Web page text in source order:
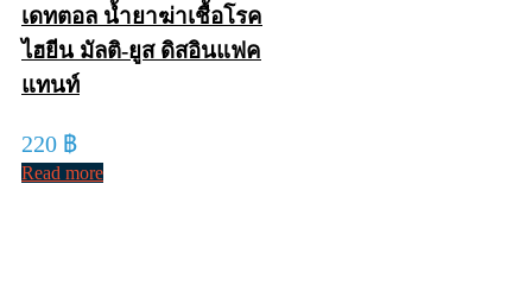
เดทตอล น้ำยาฆ่าเชื้อโรค
ไฮยีน มัลติ-ยูส ดิสอินแฟค
แทนท์
220 ฿
Read more